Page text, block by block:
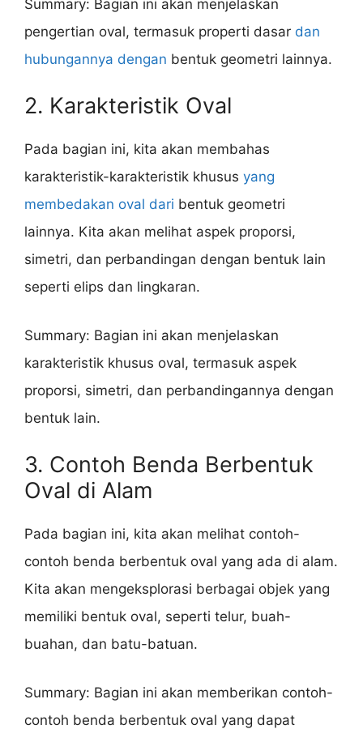
Summary: Bagian ini akan menjelaskan
pengertian oval, termasuk properti dasar dan
hubungannya dengan bentuk geometri lainnya.
2. Karakteristik Oval
Pada bagian ini, kita akan membahas
karakteristik-karakteristik khusus yang
membedakan oval dari bentuk geometri
lainnya. Kita akan melihat aspek proporsi,
simetri, dan perbandingan dengan bentuk lain
seperti elips dan lingkaran.
Summary: Bagian ini akan menjelaskan
karakteristik khusus oval, termasuk aspek
proporsi, simetri, dan perbandingannya dengan
bentuk lain.
3. Contoh Benda Berbentuk
Oval di Alam
Pada bagian ini, kita akan melihat contoh-
contoh benda berbentuk oval yang ada di alam.
Kita akan mengeksplorasi berbagai objek yang
memiliki bentuk oval, seperti telur, buah-
buahan, dan batu-batuan.
Summary: Bagian ini akan memberikan contoh-
contoh benda berbentuk oval yang dapat